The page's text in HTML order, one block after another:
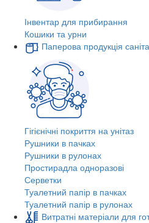
Інвентар для прибирання
Кошики та урни
Паперова продукція
Гігієнічні покриття на унітаз
Рушники в пачках
Рушники в рулонах
Простирадла одноразові
Серветки
Туалетний папір в пачках
Туалетний папір в рулонах
Витратні матеріали для